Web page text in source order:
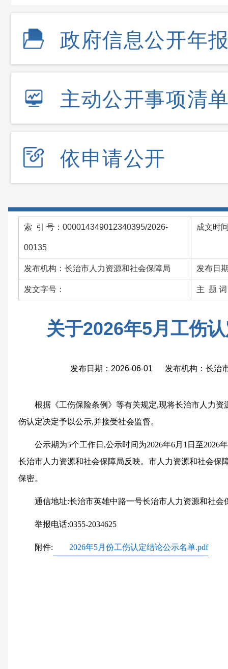
政府信息公开年
主动公开事项清
依申请公开
索 引 号：000014349012340395/2026-
00135
成文时
发布机构：长治市人力资源和社会保障局 发布日
发文字号： 主 题 词
关于2026年5月工伤
发布日期：2026-06-01 发布机构：长治
根据《工伤保险条例》等有关规定,现将长治市人力资
伤认定决定予以公示,并接受社会监督。
公示期为5个工作日,公示时间为2026年6月1日至2026
长治市人力资源和社会保障局反映。市人力资源和社会保
保密。
通信地址:长治市英雄中路一号长治市人力资源和社会
举报电话:0355-2034625
附件: 2026年5月份工伤认定结论公示名单.pdf